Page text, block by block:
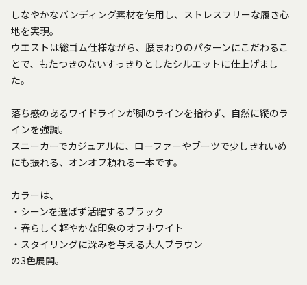
しなやかなバンディング素材を使用し、ストレスフリーな履き心
地を実現。
ウエストは総ゴム仕様ながら、腰まわりのパターンにこだわるこ
とで、もたつきのないすっきりとしたシルエットに仕上げまし
た。
落ち感のあるワイドラインが脚のラインを拾わず、自然に縦のラ
インを強調。
スニーカーでカジュアルに、ローファーやブーツで少しきれいめ
にも振れる、オンオフ頼れる一本です。
カラーは、
・シーンを選ばず活躍するブラック
・春らしく軽やかな印象のオフホワイト
・スタイリングに深みを与える大人ブラウン
の3色展開。